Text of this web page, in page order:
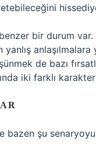
bir durum var.
yanlış
de bazı
iki farklı
bazen şu